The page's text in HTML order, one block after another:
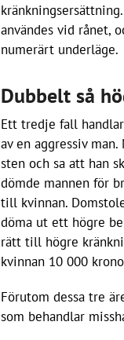
användes vid rånet,
numerärt underläge.
Dubbelt så
Ett tredje fall
av en aggressiv
sten och sa att han
dömde mannen för
till kvinnan.
döma ut ett högre
rätt till högre
kvinnan 10 000
Förutom dessa tre
som behandlar